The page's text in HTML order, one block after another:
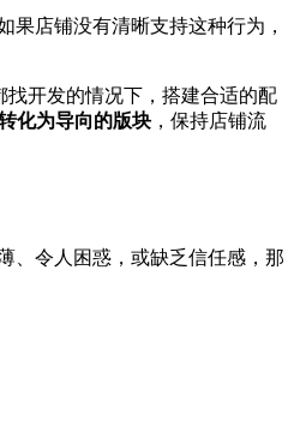
店铺没有清晰支持这种行为，
开发的情况下，搭建合适的配
化为导向的版块 ，保持店铺流
、令人困惑，或缺乏信任感，那